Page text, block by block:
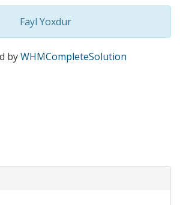
Fayl Yoxdur
byWHMCompleteSolution